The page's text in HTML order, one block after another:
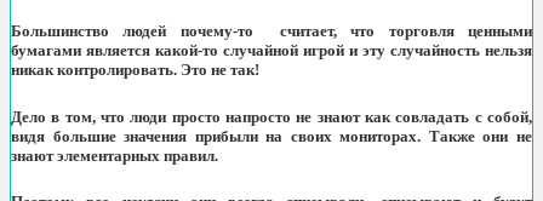
Большинство людей почему-то считает, что торговля ценными
бумагами является какой-то случайной игрой и эту случайность нельзя
никак контролировать. Это не так!
Дело в том, что люди просто напросто не знают как совладать с собой,
видя большие значения прибыли на своих мониторах. Также они не
знают элементарных правил.